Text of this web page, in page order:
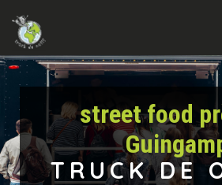
street food
TRUCK DE